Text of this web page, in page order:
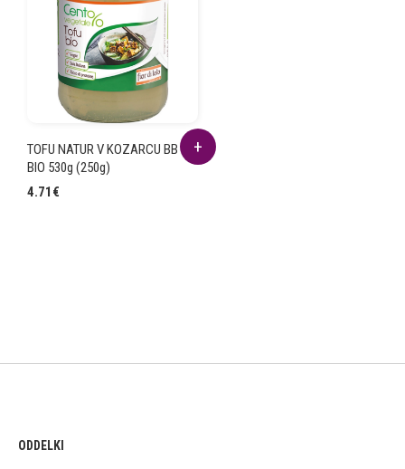
TOFU NATUR V KOZARCU BB
BIO 530g (250g)
4.71 €
ODDELKI